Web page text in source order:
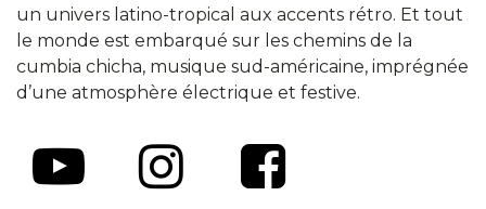
un univers latino-tropical aux accents rétro. Et tout
le monde est embarqué sur les chemins de la
cumbia chicha, musique sud-américaine, imprégnée
d’une atmosphère électrique et festive.